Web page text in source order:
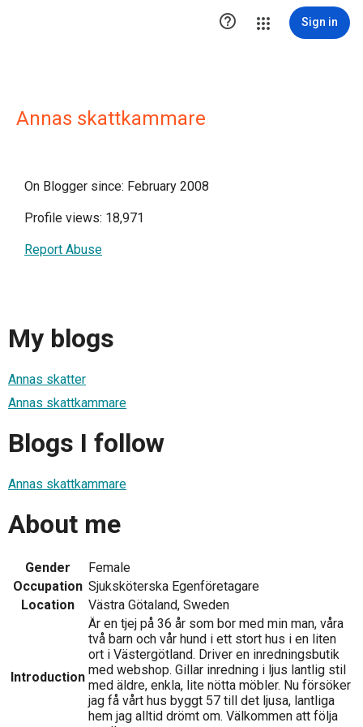
 Sign in
Annas skattkammare
On Blogger since: February 2008
Profile views: 18,971
Report Abuse
My blogs
Annas skatter
Annas skattkammare
Blogs I follow
Annas skattkammare
About me
Gender
Female
Occupation Sjuksköterska Egenföretagare
Location
Västra Götaland, Sweden
Introduction
Är en tjej på 36 år som bor med min man, våra
två barn och vår hund i ett stort hus i en liten
ort i Västergötland. Driver en inredningsbutik
med webshop. Gillar inredning i ljus lantlig stil
med äldre, enkla, lite nötta möbler. Nu försöker
jag få vårt hus byggt 57 till det ljusa, lantliga
hem jag alltid drömt om. Välkommen att följa